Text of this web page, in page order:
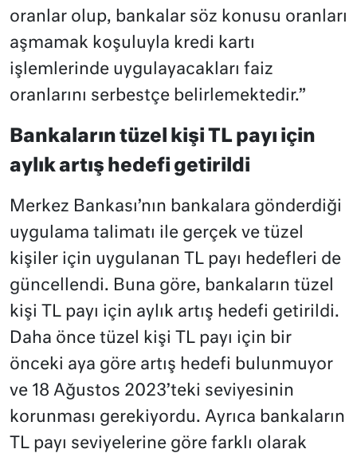
oranlar olup, bankalar söz konusu oranları
aşmamak koşuluyla kredi kartı
işlemlerinde uygulayacakları faiz
oranlarını serbestçe belirlemektedir.”
Bankaların tüzel kişi TL payı için
aylık artış hedefi getirildi
Merkez Bankası’nın bankalara gönderdiği
uygulama talimatı ile gerçek ve tüzel
kişiler için uygulanan TL payı hedefleri de
güncellendi. Buna göre, bankaların tüzel
kişi TL payı için aylık artış hedefi getirildi.
Daha önce tüzel kişi TL payı için bir
önceki aya göre artış hedefi bulunmuyor
ve 18 Ağustos 2023’teki seviyesinin
korunması gerekiyordu. Ayrıca bankaların
TL payı seviyelerine göre farklı olarak